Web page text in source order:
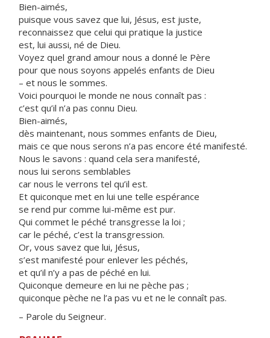
Bien-aimés,
puisque vous savez que lui, Jésus, est juste,
reconnaissez que celui qui pratique la justice
est, lui aussi, né de Dieu.
Voyez quel grand amour nous a donné le Père
pour que nous soyons appelés enfants de Dieu
– et nous le sommes.
Voici pourquoi le monde ne nous connaît pas :
c’est qu’il n’a pas connu Dieu.
Bien-aimés,
dès maintenant, nous sommes enfants de Dieu,
mais ce que nous serons n’a pas encore été manifesté.
Nous le savons : quand cela sera manifesté,
nous lui serons semblables
car nous le verrons tel qu’il est.
Et quiconque met en lui une telle espérance
se rend pur comme lui-même est pur.
Qui commet le péché transgresse la loi ;
car le péché, c’est la transgression.
Or, vous savez que lui, Jésus,
s’est manifesté pour enlever les péchés,
et qu’il n’y a pas de péché en lui.
Quiconque demeure en lui ne pèche pas ;
quiconque pèche ne l’a pas vu et ne le connaît pas.
– Parole du Seigneur.